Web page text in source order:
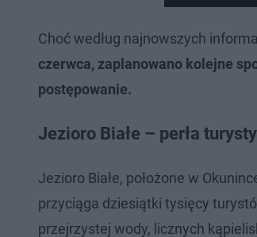
Choć według najnowszych
czerwca, zaplanowano kolejne
postępowanie.
Jezioro Białe – perła
Jezioro Białe, położone w
przyciąga dziesiątki tysięcy
przejrzystej wody, licznych